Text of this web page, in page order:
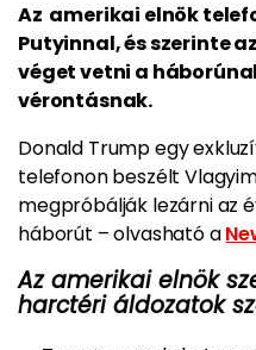
Az amerikai elnök
Putyinnal, és szerinte
véget vetni a
vérontásnak.
Donald Trump egy
telefonon beszélt
megpróbálják lezárni az
háborút – olvasható a
Az amerikai elnök
harctéri áldozatok